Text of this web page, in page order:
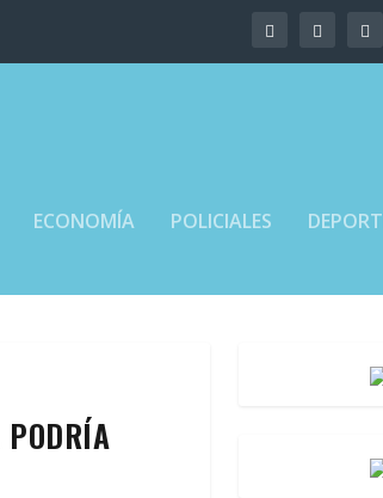
ECONOMÍA POLICIALES